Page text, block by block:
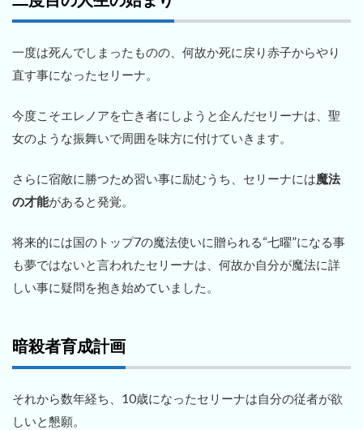
一度は死んでしまったものの、何故か死に戻り赤子からやり
直す事になったセリーナ。
今度こそエレノアを亡き者にしようと企んだセリーナは、聖
女のような振舞いで周囲を味方に付けていきます。
さらに宿敵に勝つため習い事に励むうち、セリーナには魔法
の才能があると発覚。
将来的には国のトップ7の魔法使いに贈られる“七曜”になる事
も夢ではないと言われたセリーナは、何故か自分が魔法に詳
しい事に疑問を抱き始めていました。
暗殺者育成計画
それから数年経ち、10歳になったセリーナは自分の従者が欲
しいと懇願。